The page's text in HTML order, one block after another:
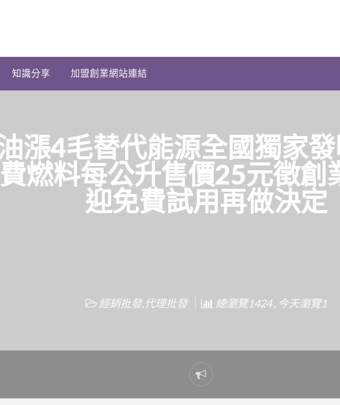
知識分享 加盟創業網站連結
漲4毛替代能源全國獨家
燃料每公升售價25元徵創
迎免費試用再做決定
經銷批發,代理批發 總瀏覽1424 , 今天瀏覽1
Report
problem